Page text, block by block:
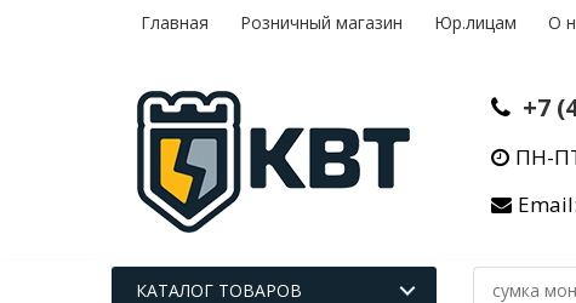
Главная Розничный магазин Юр.лицам О
+7
ПН-
Email:
КАТАЛОГ ТОВАРОВ